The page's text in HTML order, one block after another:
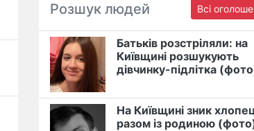
Розшук людей Всі
Батьків розстріляли: на
Київщині розшукують
дівчинку-підлітка
На Київщині зник
разом із родиною